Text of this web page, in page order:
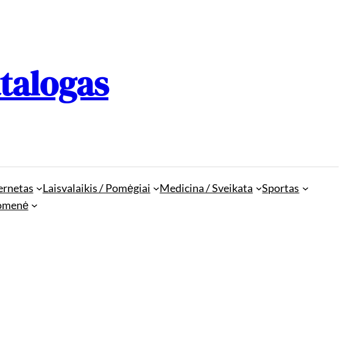
Laisvalaikis / Pomėgiai Medicina / Sveikata
Sportas